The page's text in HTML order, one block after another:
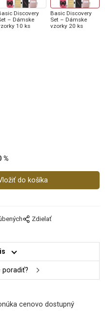
Discovery
– Dámske
10 ks
Basic Discovery
Set – Dámske
vzorky 20 ks
%
Zdielať
poradiť?
cenovo dostupný